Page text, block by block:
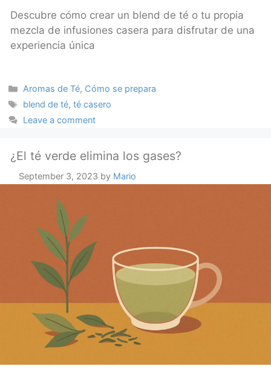
Descubre cómo crear un blend de té o tu propia
mezcla de infusiones casera para disfrutar de una
experiencia única
Categories
Aromas de Té, Cómo se prepara
Tags
blend de té, té casero
Leave a comment
¿El té verde elimina los gases?
September 3, 2023 by Mario